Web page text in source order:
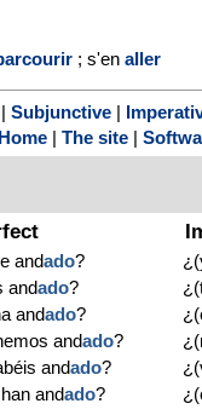
; s'en aller
Subjunctive
Home
The site
andado?
andado?
andado?
andado?
andado?
andado?